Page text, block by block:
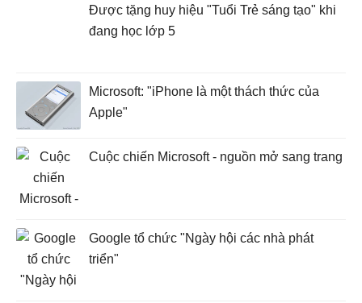
Được tặng huy hiệu "Tuổi Trẻ sáng tạo" khi
đang học lớp 5
Microsoft: "iPhone là một thách thức của
Apple"
Cuộc chiến Microsoft - nguồn mở sang trang
Google tổ chức "Ngày hội các nhà phát
triển"